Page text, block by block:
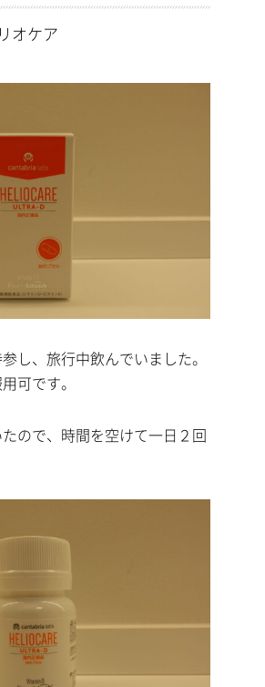
オケア
し、旅行中飲んでいました。
可です。
ので、時間を空けて一日２回